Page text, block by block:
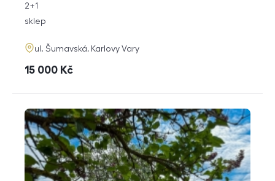
rozměry
dispozice
2+1
funkce
sklep
adresa
ul. Šumavská, Karlovy Vary
cena
15 000 Kč